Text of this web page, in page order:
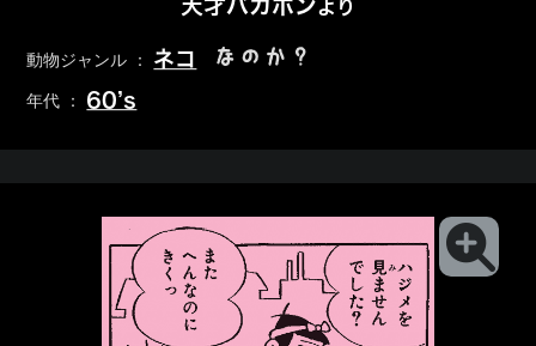
天才バカボンより
動物ジャンル ： ネコ なのか？
年代 ： 60’s